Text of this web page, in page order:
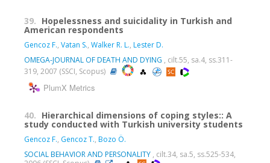
39. Hopelessness and suicidality in Turkish and
American respondents
Gencoz F., Vatan S., Walker R. L., Lester D.
OMEGA-JOURNAL OF DEATH AND DYING , cilt.55, sa.4, ss.311-
319, 2007 (SSCI, Scopus)
PlumX Metrics
40. Hierarchical dimensions of coping styles:: A
study conducted with Turkish university students
Gencoz F., Gencoz T., Bozo Ö.
SOCIAL BEHAVIOR AND PERSONALITY , cilt.34, sa.5, ss.525-534,